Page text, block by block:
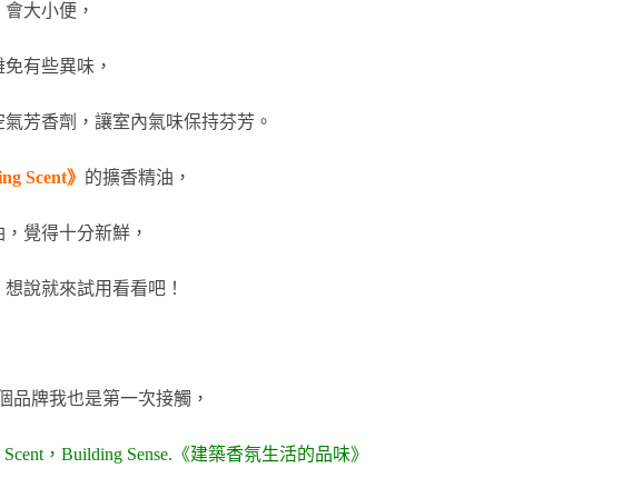
大小便，
免有些異味，
芳香劑，讓室內氣味保持芬芳。
Scent》 的擴香精油，
覺得十分新鮮，
說就來試用看看吧！
品牌我也是第一次接觸，
，Building Sense.《建築香氛生活的品味》